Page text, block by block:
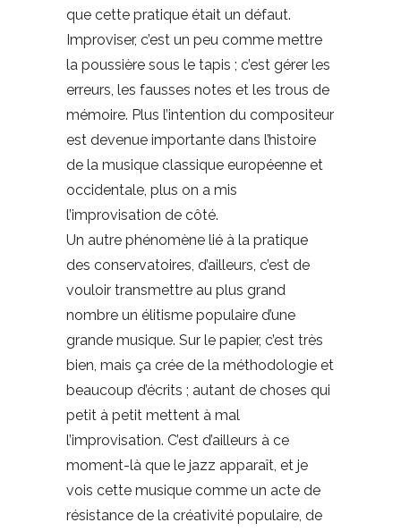
que cette pratique était un défaut.
Improviser, c’est un peu comme mettre
la poussière sous le tapis ; c’est gérer les
erreurs, les fausses notes et les trous de
mémoire. Plus l’intention du compositeur
est devenue importante dans l’histoire
de la musique classique européenne et
occidentale, plus on a mis
l’improvisation de côté.
Un autre phénomène lié à la pratique
des conservatoires, d’ailleurs, c’est de
vouloir transmettre au plus grand
nombre un élitisme populaire d’une
grande musique. Sur le papier, c’est très
bien, mais ça crée de la méthodologie et
beaucoup d’écrits ; autant de choses qui
petit à petit mettent à mal
l’improvisation. C’est d’ailleurs à ce
moment-là que le jazz apparaît, et je
vois cette musique comme un acte de
résistance de la créativité populaire, de